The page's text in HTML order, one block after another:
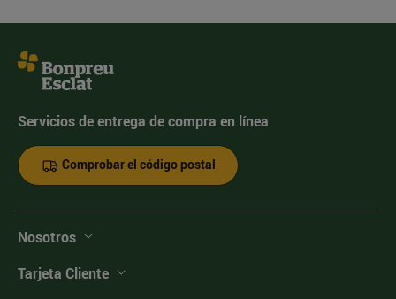
Servicios de entrega de compra en línea
Comprobar el código postal
Nosotros
Tarjeta Cliente